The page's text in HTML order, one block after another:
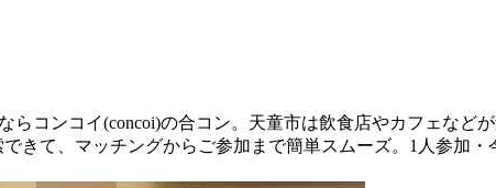
らコンコイ(concoi)の合コン。天童市は飲食店やカフェなど
きて、マッチングからご参加まで簡単スムーズ。1人参加